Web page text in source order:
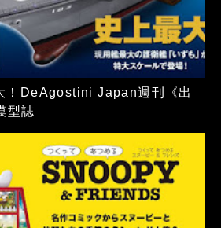
！DeAgostini Japan週刊《出
型誌